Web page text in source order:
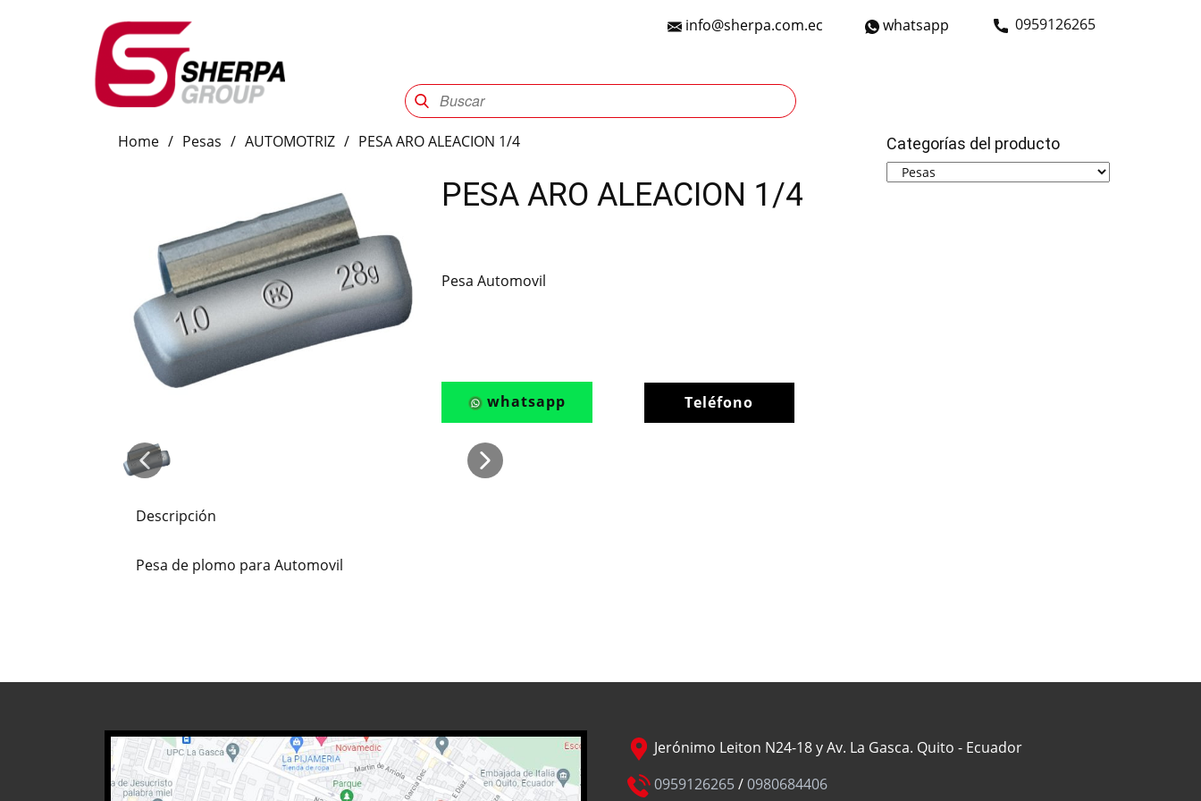
​0959126265
info@sherpa.com.ec
whatsapp
Home / Pesas / AUTOMOTRIZ / PESA ARO ALEACION 1/4
PESA ARO ALEACION 1/4
Pesa Automovil
whatsapp Teléfono
Descripción
Pesa de plomo para Automovil
Categorías del producto
Jerónimo Leiton N24-18 y Av. La Gasca. Quito - Ecuador
0959126265/0980684406